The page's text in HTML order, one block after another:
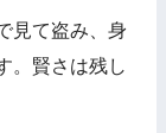
見て盗み、身
。賢さは残し